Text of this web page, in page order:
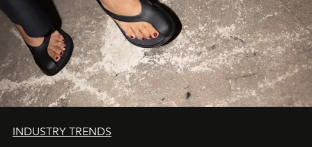
INDUSTRY TRENDS